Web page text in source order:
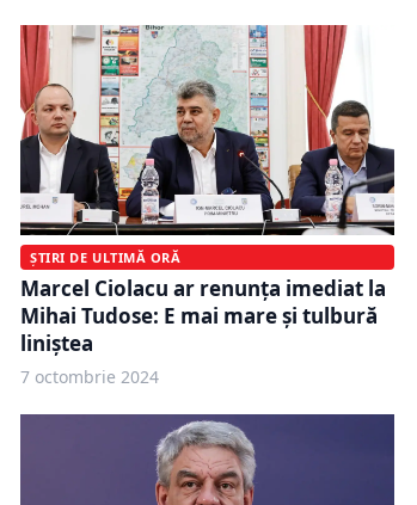
ȘTIRI DE ULTIMĂ ORĂ
Marcel Ciolacu ar renunța imediat la
Mihai Tudose: E mai mare și tulbură
liniștea
7 octombrie 2024